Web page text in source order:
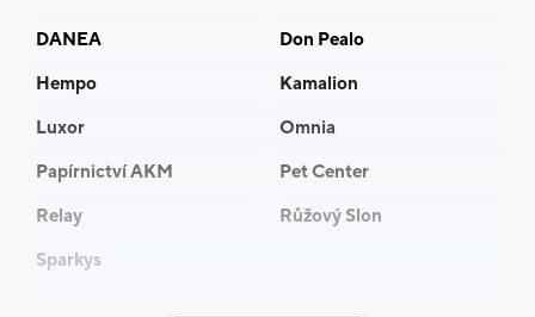
DANEA
Don Pealo
Hempo
Kamalion
Luxor
Omnia
Papírnictví AKM
Pet Center
Relay
Růžový Slon
Sparkys